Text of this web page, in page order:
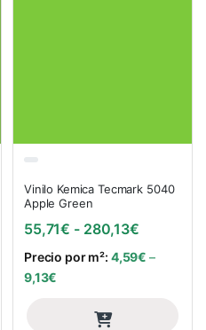
precios: desde 55,71€
Vinilo Kemica Tecmark 5040
Apple Green
55,71€ - 280,13€Rango
Precio por m²: 4,59€ –
9,13€